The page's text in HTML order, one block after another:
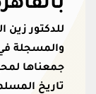
للدكتور زين
والمسجلة
جمعناها
تاريخ